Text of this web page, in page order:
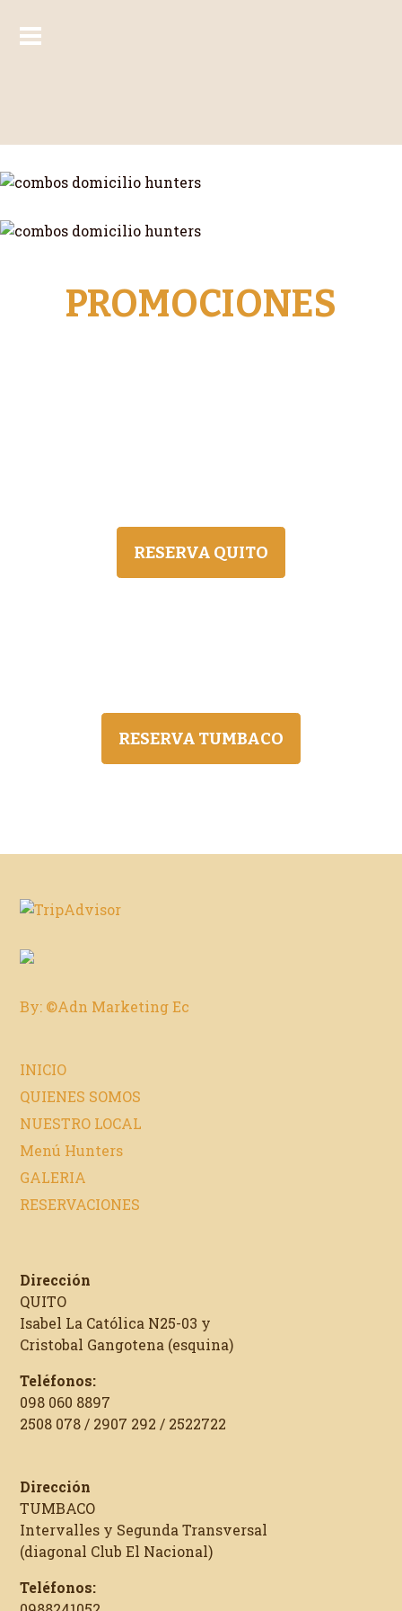
PROMOCIONES
RESERVA QUITO
RESERVA TUMBACO
By: ©Adn Marketing Ec
INICIO
QUIENES SOMOS
NUESTRO LOCAL
Menú Hunters
GALERIA
RESERVACIONES
Dirección
QUITO
Isabel La Católica N25-03 y
Cristobal Gangotena (esquina)
Teléfonos:
098 060 8897
2508 078 / 2907 292 / 2522722
Dirección
TUMBACO
Intervalles y Segunda Transversal
(diagonal Club El Nacional)
Teléfonos: